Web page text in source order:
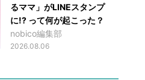
るママ」がLINEスタンプ
に!? って何が起こった？
nobico編集部
2026.08.06